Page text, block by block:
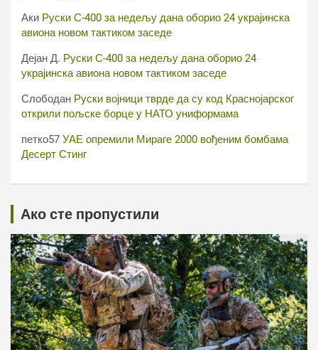
Аки Руски С-400 за недељу дана оборио 24 украјинска
авиона новом тактиком заседе
Дејан Д. Руски С-400 за недељу дана оборио 24
украјинска авиона новом тактиком заседе
Слободан Руски војници тврде да су код Краснојарског
открили пољске борце у НАТО униформама
петко57 УАЕ опремили Мираге 2000 вођеним бомбама
Десерт Стинг
Ако сте пропустили